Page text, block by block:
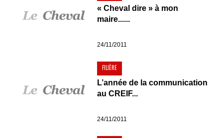
« Cheval dire » à mon
maire......
24/11/2011
FILIÈRE
L’année de la communication
au CREIF...
24/11/2011